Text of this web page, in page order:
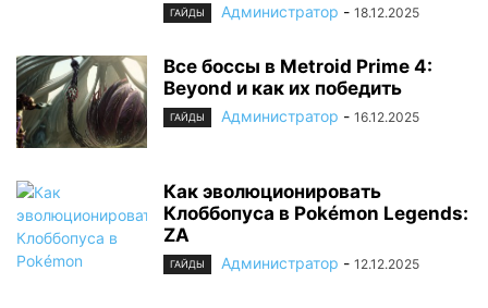
ГАЙДЫ Администратор - 18.12.2025
Все боссы в Metroid Prime 4:
Beyond и как их победить
ГАЙДЫ Администратор - 16.12.2025
Как эволюционировать
Клоббопуса в Pokémon Legends:
ZA
ГАЙДЫ Администратор - 12.12.2025